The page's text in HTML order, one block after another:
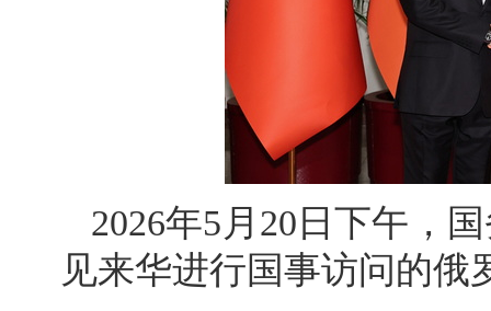
2026年5月20日下午，
见来华进行国事访问的俄